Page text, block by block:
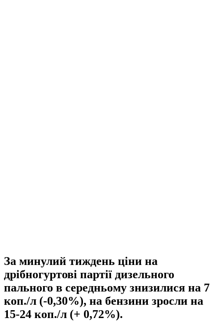
За минулий тиждень ціни на
дрібногуртові партії дизельного
пального в середньому знизилися на 7
коп./л (-0,30%), на бензини зросли на
15-24 коп./л (+ 0,72%).